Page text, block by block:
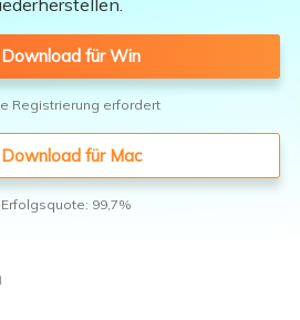
Download für Win
Registrierung erfordert
Download für Mac
Erfolgsquote: 99,7%